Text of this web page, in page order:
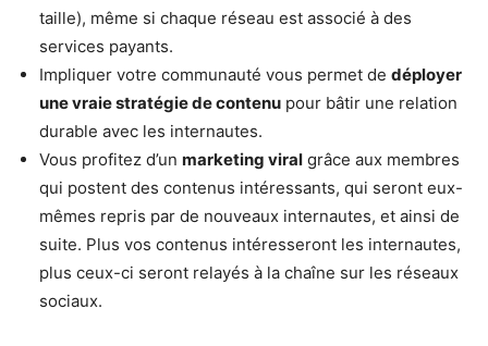
taille), même si chaque réseau est associé à des
services payants.
Impliquer votre communauté vous permet de déployer
une vraie stratégie de contenu pour bâtir une relation
durable avec les internautes.
Vous profitez d’un marketing viral grâce aux membres
qui postent des contenus intéressants, qui seront eux-
mêmes repris par de nouveaux internautes, et ainsi de
suite. Plus vos contenus intéresseront les internautes,
plus ceux-ci seront relayés à la chaîne sur les réseaux
sociaux.